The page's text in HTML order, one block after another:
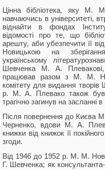
Цінна бібліотека, яку М.
навчаючись в університеті,
віднайти в фондах
відомості про те, що
арешту, аби убезпечити її
Новицькою на
українському
Шевченка М. А.
працював разом з М. М.
комітету для видання
р. М. А. Плевако також був
трагічно загинув на засланні
Після повернення до Києва
Черненко, вдови М. А.
книжки від книжок її
згоди.
Від 1946 до 1952 р. М. М.
Г. Шевченка; як